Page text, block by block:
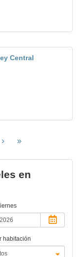
Central
en
habitación